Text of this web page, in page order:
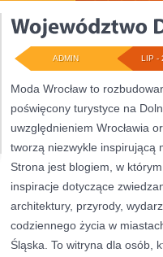
LIP -
ADMIN
Moda Wrocław to
poświęcony turystyce na
uwzględnieniem Wrocławia
tworzą niezwykle inspirującą
Strona jest blogiem, w
inspiracje dotyczące
architektury, przyrody,
codziennego życia w
Śląska. To witryna dla osób,